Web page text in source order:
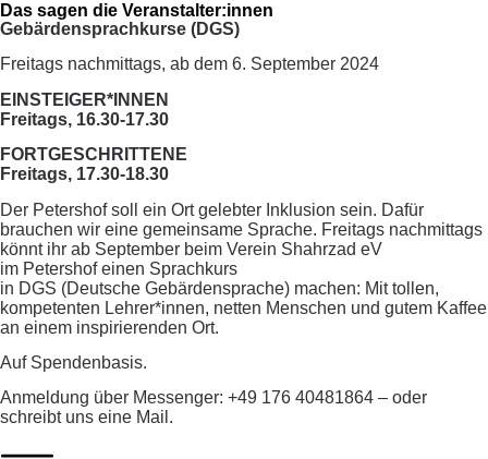
Das sagen die Veranstalter:innen
Gebärdensprachkurse (DGS)
Freitags nachmittags, ab dem 6. September 2024
EINSTEIGER*INNEN
Freitags, 16.30-17.30
FORTGESCHRITTENE
Freitags, 17.30-18.30
Der Petershof soll ein Ort gelebter Inklusion sein. Dafür
brauchen wir eine gemeinsame Sprache. Freitags nachmittags
könnt ihr ab September beim Verein Shahrzad eV
im Petershof einen Sprachkurs
in DGS (Deutsche Gebärdensprache) machen: Mit tollen,
kompetenten Lehrer*innen, netten Menschen und gutem Kaffee
an einem inspirierenden Ort.
Auf Spendenbasis.
Anmeldung über Messenger: +49 176 40481864 – oder
schreibt uns eine Mail.